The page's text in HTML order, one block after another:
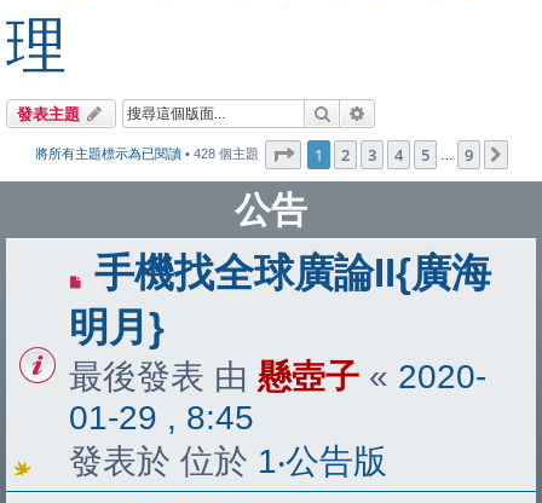
理
發表主題 搜尋
將所有主題標示為已閱讀• 428 個主題 第 1 頁 (共9 頁)
1 2 3 4 5 9
公告
手機找全球廣論II{廣海
明月}
最後發表 由 懸壺子 « 2020-
01-29 , 8:45
發表於 位於 1‧公告版